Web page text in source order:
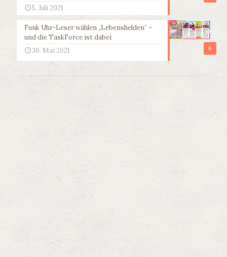
5. Juli 2021
6
Funk Uhr-Leser wählen „Lebenshelden“ –
und die TaskForce ist dabei
30. Mai 2021